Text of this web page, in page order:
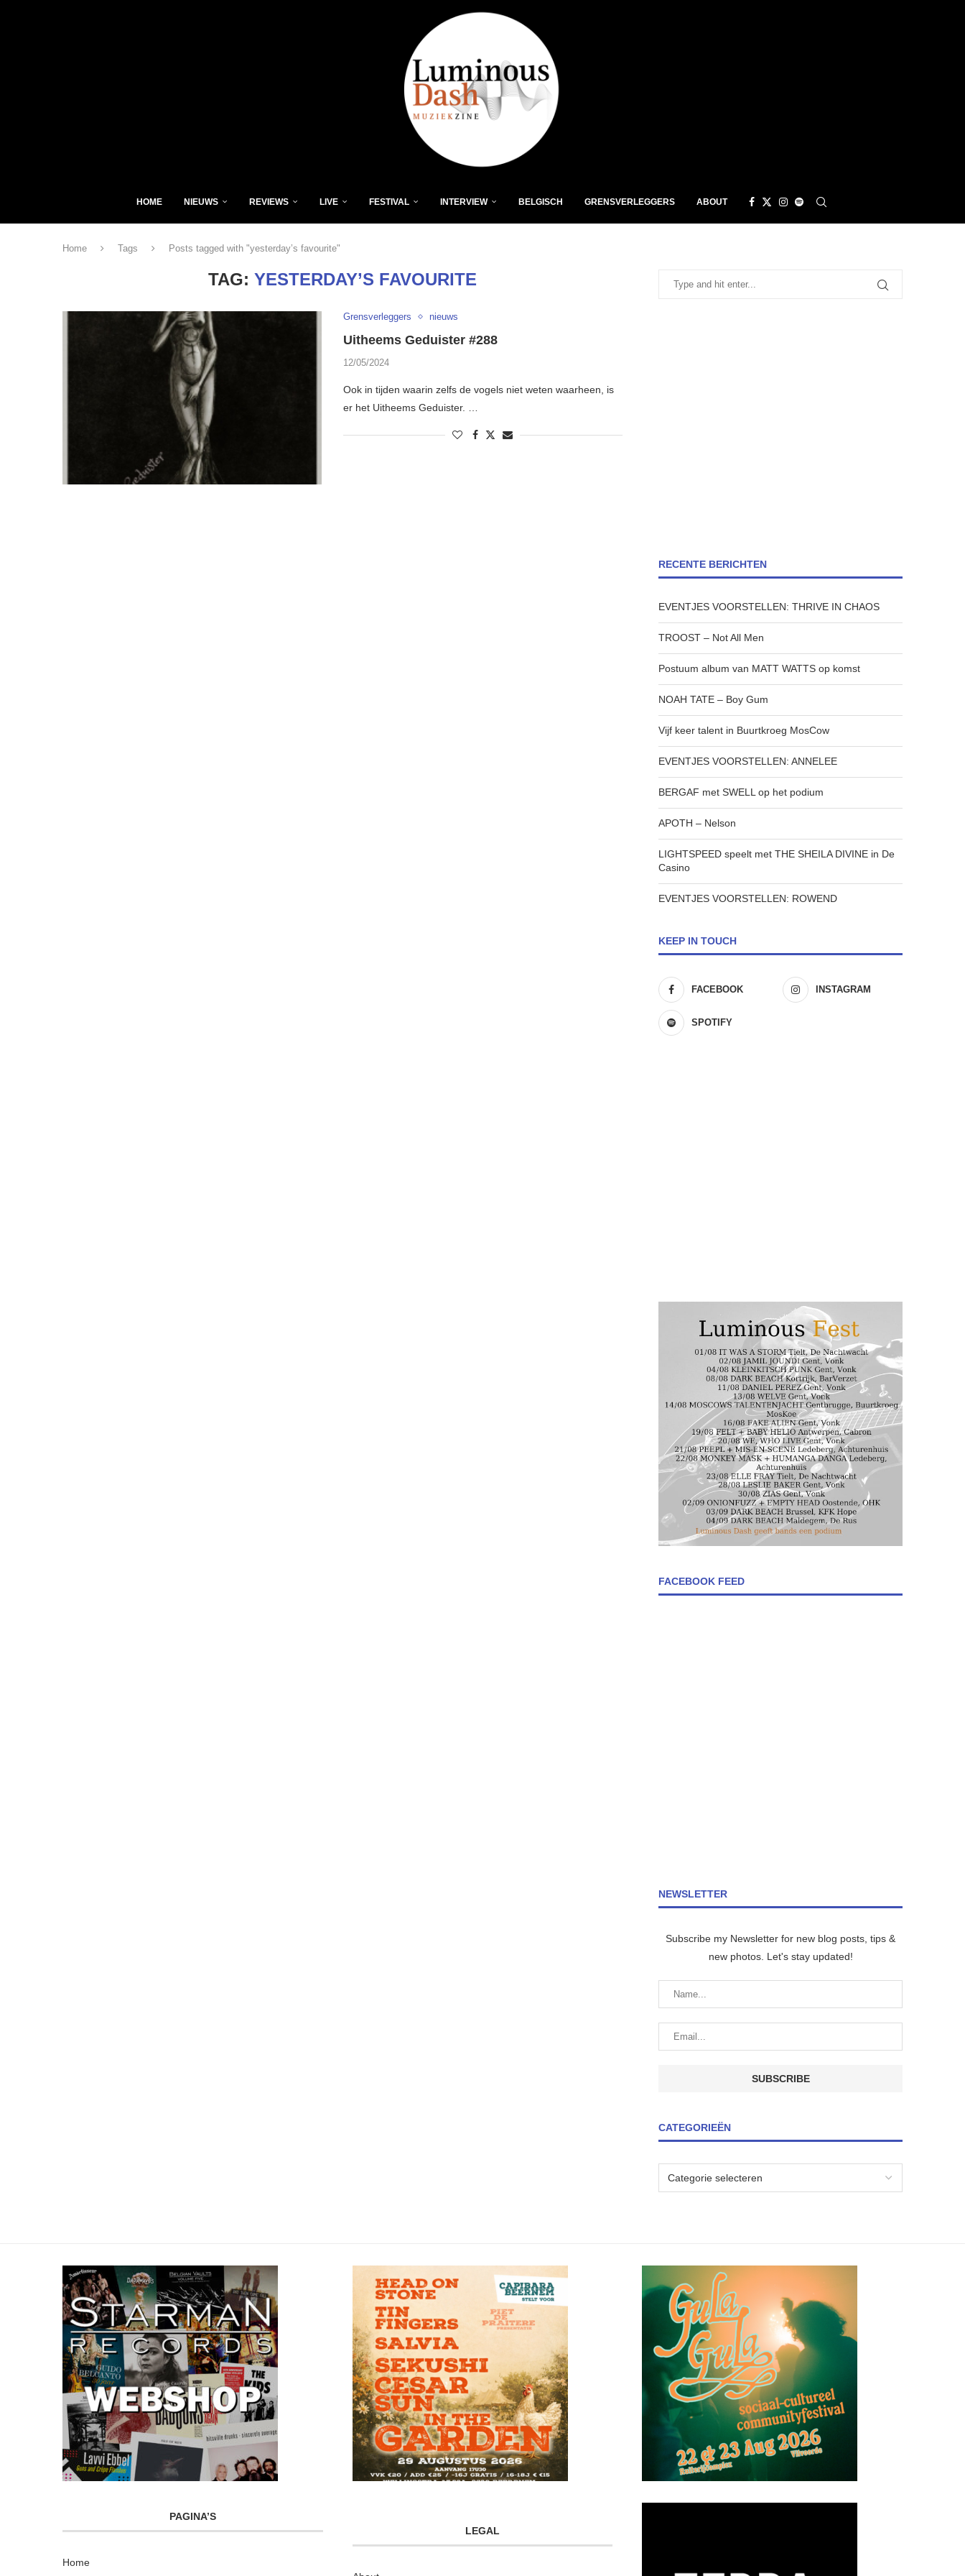
HOME NIEUWS REVIEWS LIVE FESTIVAL INTERVIEW BELGISCH GRENSVERLEGGERS ABOUT
Home Tags Posts tagged with "yesterday’s favourite"
TAG: YESTERDAY’S FAVOURITE
Grensverleggers nieuws
Uitheems Geduister #288
12/05/2024
Ook in tijden waarin zelfs de vogels niet weten waarheen, is
er het Uitheems Geduister. …
RECENTE BERICHTEN
EVENTJES VOORSTELLEN: THRIVE IN CHAOS
TROOST – Not All Men
Postuum album van MATT WATTS op komst
NOAH TATE – Boy Gum
Vijf keer talent in Buurtkroeg MosCow
EVENTJES VOORSTELLEN: ANNELEE
BERGAF met SWELL op het podium
APOTH – Nelson
LIGHTSPEED speelt met THE SHEILA DIVINE in De
Casino
EVENTJES VOORSTELLEN: ROWEND
KEEP IN TOUCH
FACEBOOK INSTAGRAM
SPOTIFY
FACEBOOK FEED
NEWSLETTER
Subscribe my Newsletter for new blog posts, tips &
new photos. Let's stay updated!
CATEGORIEËN
PAGINA’S
Home
LEGAL